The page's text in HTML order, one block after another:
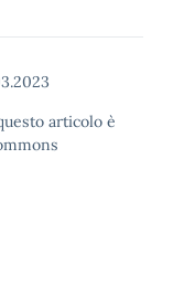
articolo è